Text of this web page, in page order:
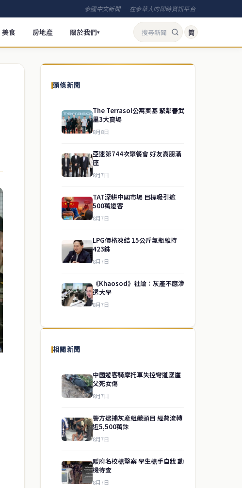
泰國中文新聞 — 在泰華人的即時資訊平台
美食 房地產 關於我們▾ 简
頭條新聞
The Terrasol公寓奠基 緊鄰春武
里3大賣場
8月8日
亞速第744次聚餐會 好友高朋滿
座
8月7日
TAT深耕中國市場 目標吸引逾
500萬遊客
8月7日
LPG價格凍結 15公斤氣瓶維持
423銖
8月7日
《Khaosod》社論：灰產不應滲
透大學
8月7日
相關新聞
中國遊客騎摩托車失控彎道墜崖
父死女傷
8月7日
警方逮捕灰產組織頭目 經費流轉
近5,500萬銖
8月7日
暖府名校槍擊案 學生槍手自戕 動
機待查
8月7日